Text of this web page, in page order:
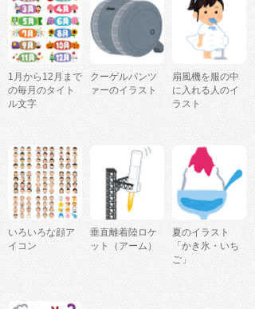
1月から12月まで
の毎月のタイト
ル文字
クーゲルパンツ
ァーのイラスト
扇風機を服の中
に入れる人のイ
ラスト
いろいろな顔ア
イコン
垂直離着陸ロケ
ット（アーム）
夏のイラスト
「かき氷・いち
ご」